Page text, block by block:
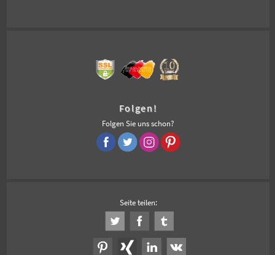
Folgen!
Folgen Sie uns schon?
Seite teilen: